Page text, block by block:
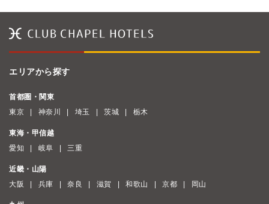
エリアから探す
首都圏・関東
東京
神奈川 埼玉 茨城 栃木
東海・甲信越
愛知
岐阜 三重
近畿・山陽
大阪
兵庫 奈良 滋賀 和歌山 京都 岡山